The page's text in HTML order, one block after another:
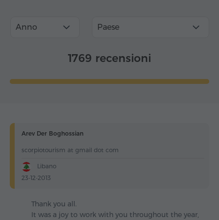
Anno Paese
1769 recensioni
Arev Der Boghossian
scorpiotourism at gmail dot com
Libano
23-12-2013
Thank you all.
It was a joy to work with you throughout the year,